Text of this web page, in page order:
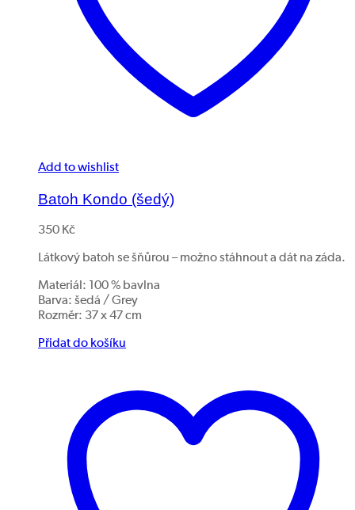
Add to wishlist
Batoh Kondo (šedý)
350 Kč
Látkový batoh se šňůrou – možno stáhnout a dát na záda.
Materiál: 100 % bavlna
Barva: šedá / Grey
Rozměr: 37 x 47 cm
Přidat do košíku